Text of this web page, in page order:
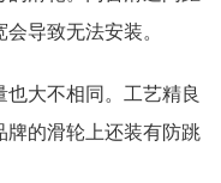
导致无法安装。
大不相同。工艺精良
牌的滑轮上还装有防跳